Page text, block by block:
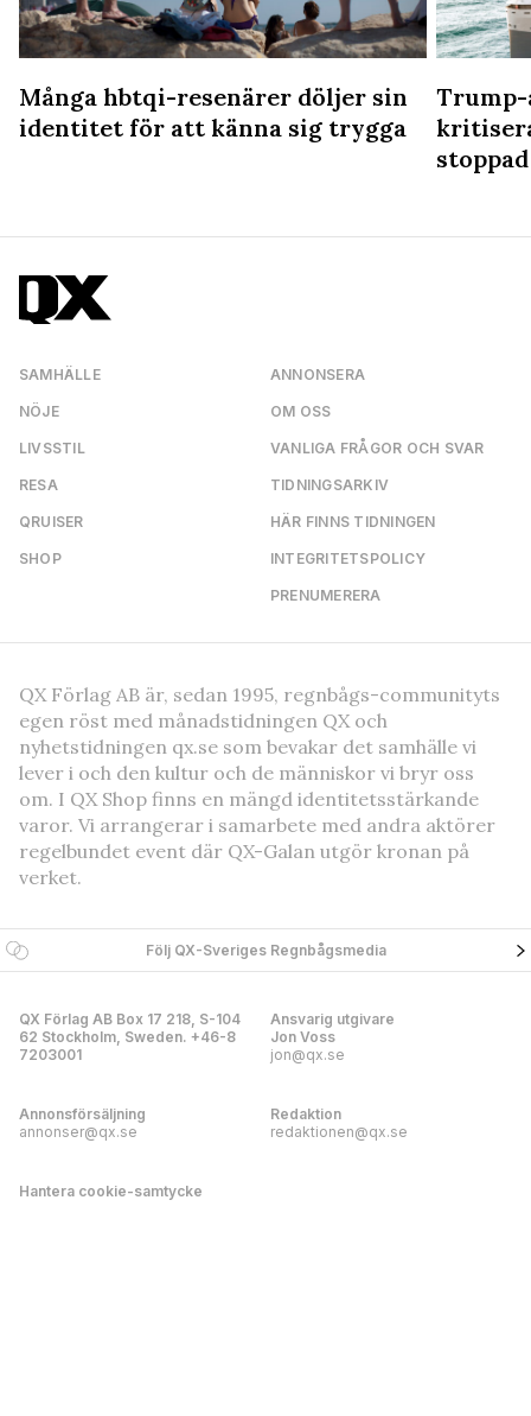
Många hbtqi-resenärer döljer sin
identitet för att känna sig trygga
SAMHÄLLE
NÖJE
LIVSSTIL
RESA
QRUISER
SHOP
ANNONSERA
OM OSS
VANLIGA FRÅGOR OCH SVAR
TIDNINGSARKIV
HÄR FINNS TIDNINGEN
INTEGRITETSPOLICY
PRENUMERERA
QX Förlag AB är, sedan 1995, regnbågs-communityts
egen röst med månadstidningen QX och
nyhetstidningen qx.se som bevakar det samhälle vi
lever i och den kultur och de människor vi bryr oss
om. I QX Shop finns en mängd identitetsstärkande
varor. Vi arrangerar i samarbete med andra aktörer
regelbundet event där QX-Galan utgör kronan på
verket.
Följ QX-Sveriges Regnbågsmedia
QX Förlag AB Box 17 218, S-104
62 Stockholm, Sweden. +46-8
7203001
Ansvarig utgivare
Jon Voss
jon@qx.se
Annonsförsäljning
annonser@qx.se
Redaktion
redaktionen@qx.se
Hantera cookie-samtycke